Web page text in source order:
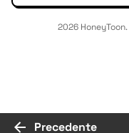
2026
Precedente